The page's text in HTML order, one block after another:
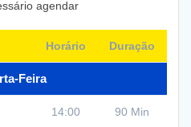
agendar
Horário Duração
Feira
14:00 90 Min